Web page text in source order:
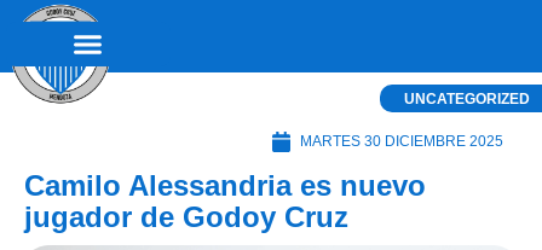
UNCATEGORIZED
MARTES 30 DICIEMBRE 2025
Camilo Alessandria es nuevo
jugador de Godoy Cruz